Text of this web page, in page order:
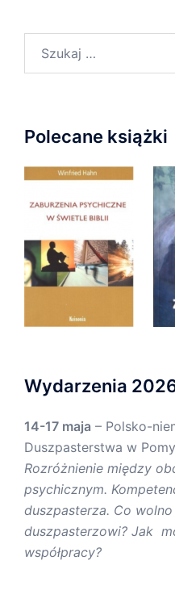
Polecane książki
Wydarzenia
14-17 maja – Polsko-
Duszpasterstwa w
Rozróżnienie między
psychicznym.
duszpasterza. Co
duszpasterzowi? Jak
współpracy?